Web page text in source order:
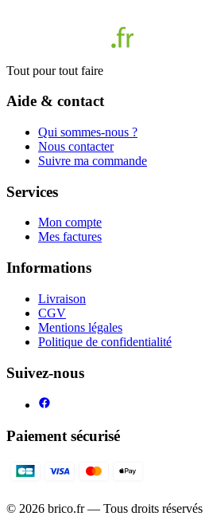
Tout pour tout faire
Aide & contact
Qui sommes-nous ?
Nous contacter
Suivre ma commande
Services
Mon compte
Mes factures
Informations
Livraison
CGV
Mentions légales
Politique de confidentialité
Suivez-nous
Paiement sécurisé
© 2026 brico.fr — Tous droits réservés